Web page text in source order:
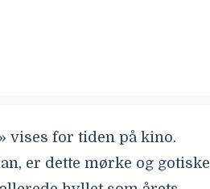
» vises for tiden på kino.
er dette mørke og gotiske